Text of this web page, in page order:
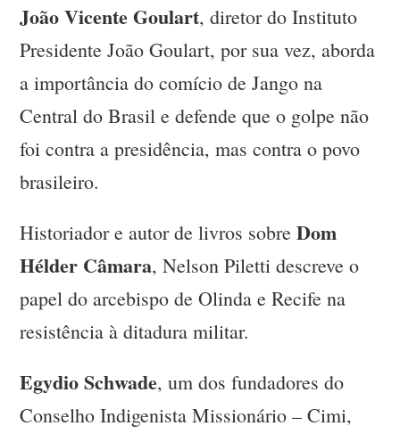
João Vicente Goulart, diretor do Instituto
Presidente João Goulart, por sua vez, aborda
a importância do comício de Jango na
Central do Brasil e defende que o golpe não
foi contra a presidência, mas contra o povo
brasileiro.
Historiador e autor de livros sobreDom
Hélder Câmara, Nelson Piletti descreve o
papel do arcebispo de Olinda e Recife na
resistência à ditadura militar.
Egydio Schwade, um dos fundadores do
Conselho Indigenista Missionário – Cimi,